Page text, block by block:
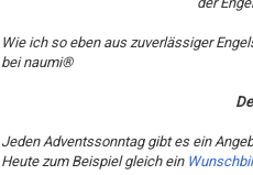
Wie ich so eben aus zuverlässiger
bei naumi®
Jeden Adventssonntag gibt es ein
Heute zum Beispiel gleich ein